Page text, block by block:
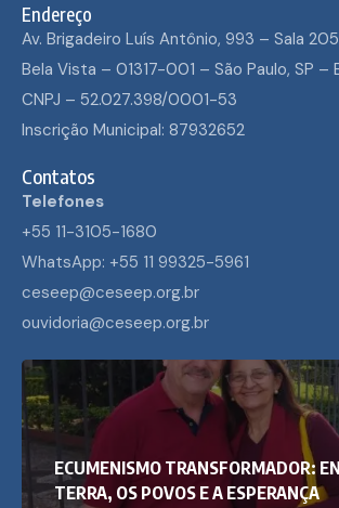
Endereço
Av. Brigadeiro Luís Antônio, 993 – Sala 205
Bela Vista – 01317-001 – São Paulo, SP –
CNPJ – 52.027.398/0001-53
Inscrição Municipal: 87932652
Contatos
Telefones
+55 11-3105-1680
WhatsApp: +55 11 99325-5961
ceseep@ceseep.org.br
ouvidoria@ceseep.org.br
ECUMENISMO TRANSFORMADOR:
TERRA, OS POVOS E A ESPERANÇA